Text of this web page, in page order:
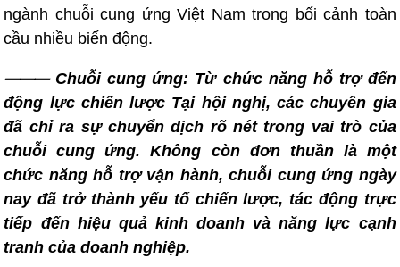
ngành chuỗi cung ứng Việt Nam trong bối cảnh toàn
cầu nhiều biến động.
⸻ Chuỗi cung ứng: Từ chức năng hỗ trợ đến
động lực chiến lược Tại hội nghị, các chuyên gia
đã chỉ ra sự chuyển dịch rõ nét trong vai trò của
chuỗi cung ứng. Không còn đơn thuần là một
chức năng hỗ trợ vận hành, chuỗi cung ứng ngày
nay đã trở thành yếu tố chiến lược, tác động trực
tiếp đến hiệu quả kinh doanh và năng lực cạnh
tranh của doanh nghiệp.